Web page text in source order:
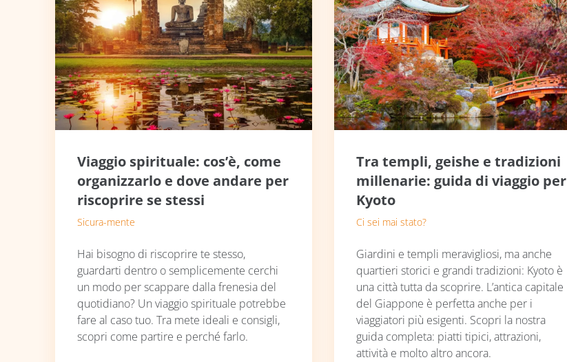
Viaggio spirituale: cos’è, come
organizzarlo e dove andare per
riscoprire se stessi
Sicura-mente
Hai bisogno di riscoprire te stesso,
guardarti dentro o semplicemente cerchi
un modo per scappare dalla frenesia del
quotidiano? Un viaggio spirituale potrebbe
fare al caso tuo. Tra mete ideali e consigli,
scopri come partire e perché farlo.
Tra templi, geishe e tradizioni
millenarie: guida di viaggio per
Kyoto
Ci sei mai stato?
Giardini e templi meravigliosi, ma anche
quartieri storici e grandi tradizioni: Kyoto è
una città tutta da scoprire. L’antica capitale
del Giappone è perfetta anche per i
viaggiatori più esigenti. Scopri la nostra
guida completa: piatti tipici, attrazioni,
attività e molto altro ancora.